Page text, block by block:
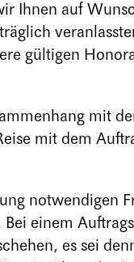
Ihnen auf
gültigen
mit
mit dem
notwendigen
Bei einem
es sei